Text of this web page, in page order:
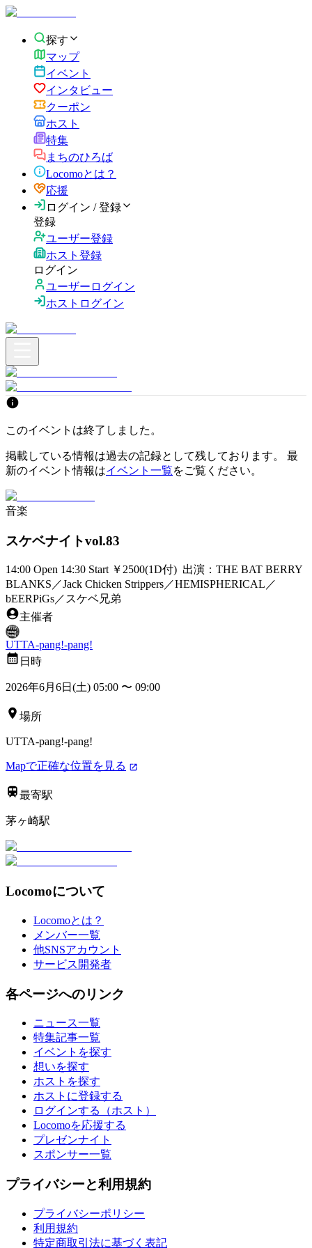
探す
マップ
イベント
インタビュー
クーポン
ホスト
特集
まちのひろば
Locomoとは？
応援
ログイン / 登録
登録
ユーザー登録
ホスト登録
ログイン
ユーザーログイン
ホストログイン
このイベントは終了しました。
掲載している情報は過去の記録として残しております。 最
新のイベント情報はイベント一覧をご覧ください。
音楽
スケベナイトvol.83
14:00 Open 14:30 Start ￥2500(1D付) 出演：THE BAT BERRY
BLANKS／Jack Chicken Strippers／HEMISPHERICAL／
bEERPiGs／スケベ兄弟
主催者
UTTA-pang!-pang!
日時
2026年6月6日(土) 05:00 〜 09:00
場所
UTTA-pang!-pang!
Mapで正確な位置を見る
最寄駅
茅ヶ崎駅
Locomoについて
Locomoとは？
メンバー一覧
他SNSアカウント
サービス開発者
各ページへのリンク
ニュース一覧
特集記事一覧
イベントを探す
想いを探す
ホストを探す
ホストに登録する
ログインする（ホスト）
Locomoを応援する
プレゼンナイト
スポンサー一覧
プライバシーと利用規約
プライバシーポリシー
利用規約
特定商取引法に基づく表記